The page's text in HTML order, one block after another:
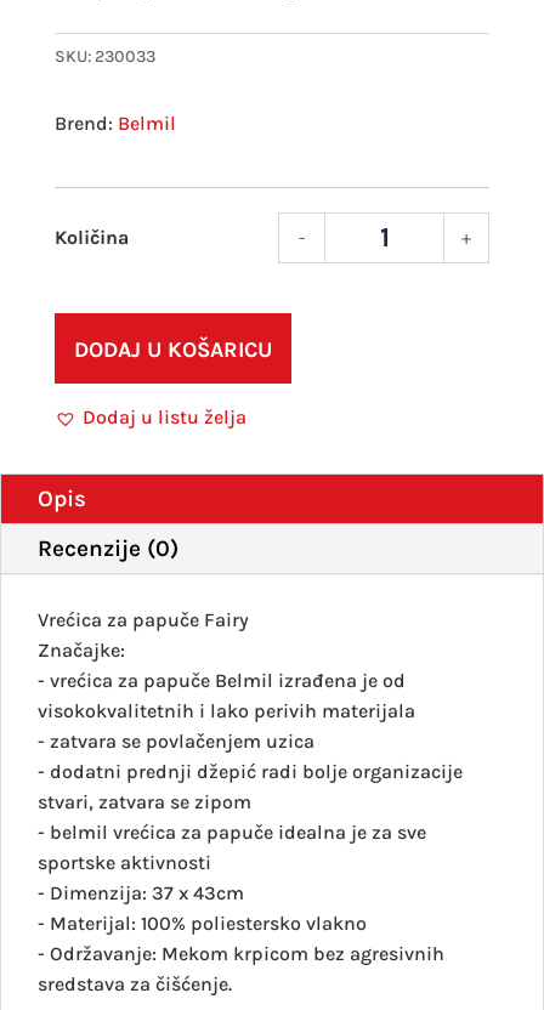
SKU: 230033
Belmil
- +
DODAJ U KOŠARICU
Dodaj u listu želja
Opis
Recenzije (0)
Vrećica za papuče Fairy
Značajke:
- vrećica za papuče Belmil izrađena je od
visokokvalitetnih i lako perivih materijala
- zatvara se povlačenjem uzica
- dodatni prednji džepić radi bolje organizacije
stvari, zatvara se zipom
- belmil vrećica za papuče idealna je za sve
sportske aktivnosti
- Dimenzija: 37 x 43cm
- Materijal: 100% poliestersko vlakno
- Održavanje: Mekom krpicom bez agresivnih
sredstava za čišćenje.